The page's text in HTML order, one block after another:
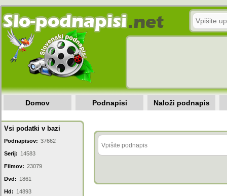
Domov Podnapisi Naloži podnapis
Vsi podatki v bazi
Podnapisov: 37662
Serij: 14583
Filmov: 23079
Dvd: 1861
Hd: 14893